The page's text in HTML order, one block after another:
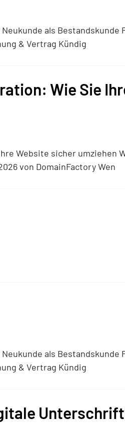
als
& Vertrag Kündig
Wie Sie
Website sicher umziehen
von DomainFactory Wen
als
& Vertrag Kündig